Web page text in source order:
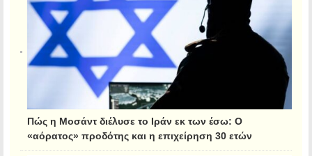
Πώς η Μοσάντ διέλυσε το Ιράν εκ των έσω: Ο
«αόρατος» προδότης και η επιχείρηση 30 ετών